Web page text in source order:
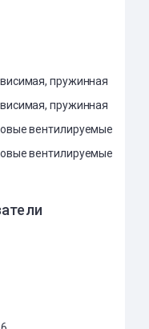
пружинная
пружинная
вентилируемые
вентилируемые